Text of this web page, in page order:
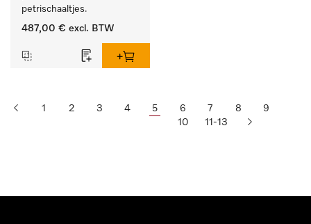
petrischaaltjes.
487,00 € excl. BTW
1 2 3 4 5 6 7 8
9
10
11-13